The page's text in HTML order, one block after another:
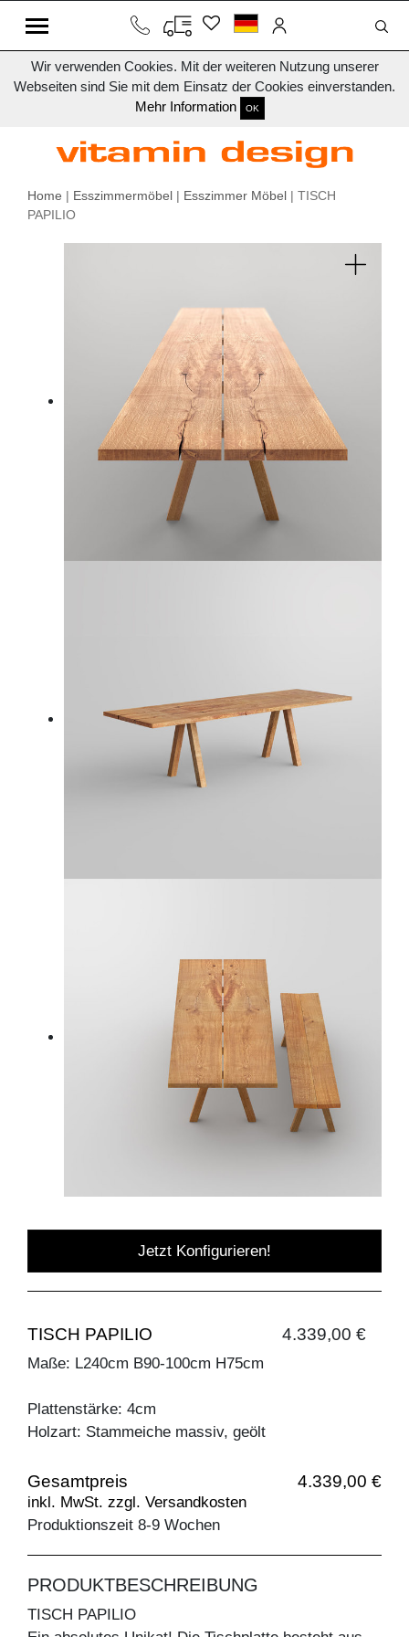
Wir verwenden Cookies. Mit der weiteren Nutzung unserer
Webseiten sind Sie mit dem Einsatz der Cookies einverstanden.
Mehr Information
OK
Home | Esszimmermöbel | Esszimmer Möbel | TISCH
PAPILIO
Jetzt Konfigurieren!
TISCH PAPILIO 4.339,00 €
Maße: L240cm B90-100cm H75cm
Plattenstärke: 4cm
Holzart: Stammeiche massiv, geölt
Gesamtpreis 4.339,00 €
inkl. MwSt. zzgl. Versandkosten
Produktionszeit 8-9 Wochen
PRODUKTBESCHREIBUNG
TISCH PAPILIO